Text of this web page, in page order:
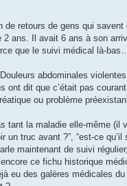
de retours de gens qui
ans. Il avait 6 ans à son
que le suivi médical là-
abdominales
ont dit que c’était pas
ou problème
tant la maladie elle-même
un truc avant ?”, “est-ce
maintenant de suivi
ce fichu historique
eu des galères médicales